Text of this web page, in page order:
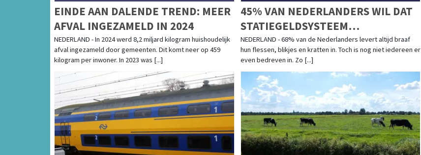
EINDE AAN DALENDE TREND: MEER
AFVAL INGEZAMELD IN 2024
NEDERLAND - In 2024 werd 8,2 miljard kilogram huishoudelijk
afval ingezameld door gemeenten. Dit komt neer op 459
kilogram per inwoner. In 2023 was [...]
45% VAN NEDERLANDERS WIL DAT
STATIEGELDSYSTEEM
GEBRUIKSVRIENDELIJKER WORDT
NEDERLAND - 68% van de Nederlanders levert altijd braaf
hun flessen, blikjes en kratten in. Toch is nog niet iedereen er
even bedreven in. Zo [...]